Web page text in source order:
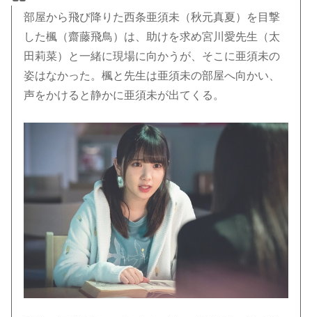
部屋から飛び降りた西条亜須未（秋元真夏）を目撃
した楓（齋藤飛鳥）は、助けを求め宮川愛先生（太
田莉菜）と一緒に現場に向かうが、そこに亜須未の
姿はなかった。楓と先生は亜須未の部屋へ向かい、
声をかけると静かに亜須未が出てくる。